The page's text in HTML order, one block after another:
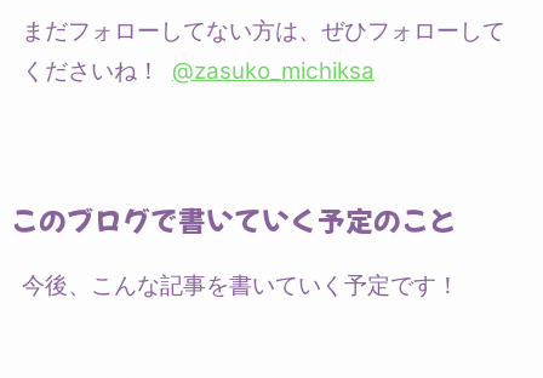
まだフォローしてない方は、ぜひフォローして
くださいね！ @zasuko_michiksa
このブログで書いていく予定のこと
今後、こんな記事を書いていく予定です！